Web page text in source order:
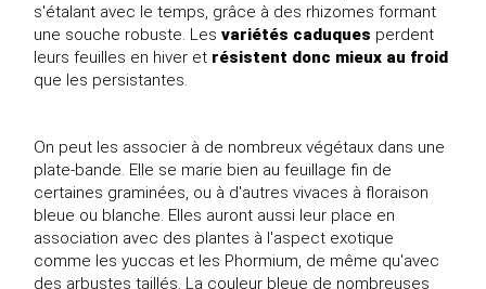
s'étalant avec le temps, grâce à des rhizomes formant
une souche robuste. Les variétés caduques perdent
leurs feuilles en hiver et résistent donc mieux au froid
que les persistantes.
On peut les associer à de nombreux végétaux dans une
plate-bande. Elle se marie bien au feuillage fin de
certaines graminées, ou à d'autres vivaces à floraison
bleue ou blanche. Elles auront aussi leur place en
association avec des plantes à l'aspect exotique
comme les yuccas et les Phormium, de même qu'avec
des arbustes taillés. La couleur bleue de nombreuses